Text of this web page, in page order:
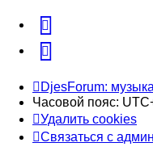
vk
Telegram
DjesForum:
Часовой пояс:
Удалить cookies
Связаться с